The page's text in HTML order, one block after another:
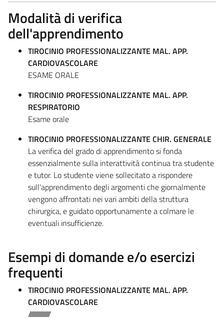
Modalità di verifica
dell'apprendimento
TIROCINIO PROFESSIONALIZZANTE MAL. APP.
CARDIOVASCOLARE
ESAME ORALE
TIROCINIO PROFESSIONALIZZANTE MAL. APP.
RESPIRATORIO
Esame orale
TIROCINIO PROFESSIONALIZZANTE CHIR. GENERALE
La verifica del grado di apprendimento si fonda
essenzialmente sulla interattività continua tra studente
e tutor. Lo studente viene sollecitato a rispondere
sull'apprendimento degli argomenti che giornalmente
vengono affrontati nei vari ambiti della struttura
chirurgica, e guidato opportunamente a colmare le
eventuali insufficienze.
Esempi di domande e/o esercizi
frequenti
TIROCINIO PROFESSIONALIZZANTE MAL. APP.
CARDIOVASCOLARE
/////////////////////